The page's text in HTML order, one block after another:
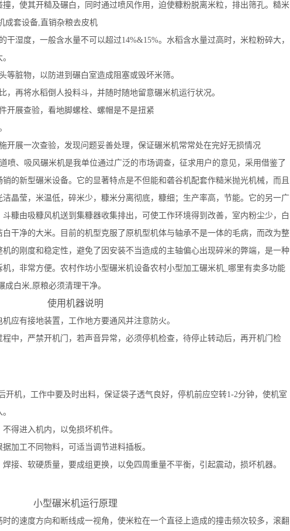
，使其开糙及碾白，同时通过喷风作用，迫使糠粉脱离米粒，排出筛孔。糙米
成套设备,直销杂粮去皮机
湿度，一般含水量不可以超过14%&15%。水稻含水量过高时，米粒粉碎大，
脏物，以防进到碾白室造成阻塞或毁坏米筛。
再将水稻倒人投料斗，并随时随地留意碾米机运行状况。
展查验，看地脚螺栓、螺帽是不是扭紧
展一次查验，发现问题妥善处理，保证碾米机常常处在完好无损情况
、吸风碾米机是我单位通过广泛的市场调查，征求用户的意见，采用借鉴了
的新型碾米设备。它的显著特点是不但能和砻谷机配套作糙米抛光机械，而且
晶莹，米温低，碎米少，糠米分离彻底，糠细；生产率高，节能。它的另一广
糠由吸糠风机送到集糠器收集排出，可使工作环境得到改善，室内粉尘少，白
干净的大米。目前的机型克服了原机型机体与轴承不是一体的毛病，而改为整
的刚度和稳定性，避免了因安装不当造成的主轴偏心出现碎米的弊端，是一种
，非常方便。农村作坊小型碾米机设备农村小型加工碾米机_哪里有卖多功能
白米,原粮必须清理干净。
使用机器说明
有接地装置，工作地方要通风并注意防火。
，严禁开机门，若声音异常，必须停机检查，待停止转动后，再开机门检
机，工作中要及时出料，保证袋子透气良好，停机前应空转1-2分钟，使机室
进入机内，以免损坏机件。
工不同物料，可适当调节进料插板。
、软硬质量，要成组更换，以免四周重量不平衡，引起震动，损坏机器。
小型碾米机运行原理
速度方向和断线成一视角，使米粒在一个直径上造成的撞击频次较多，滚翻